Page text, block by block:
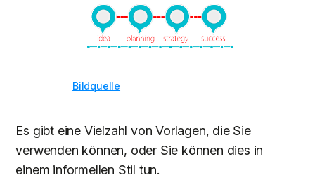
Bildquelle
Es gibt eine Vielzahl von Vorlagen, die Sie
verwenden können, oder Sie können dies in
einem informellen Stil tun.